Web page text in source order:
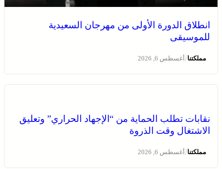
انطلاق الدورة الأولى من مهرجان السعيدية
للموسيقى
مملكتنا/أغسطس 6, 2026
نقابات تطلب الحماية من “الإجهاد الحراري” وتعليق
الاشتغال وقت الذروة
مملكتنا/أغسطس 6, 2026